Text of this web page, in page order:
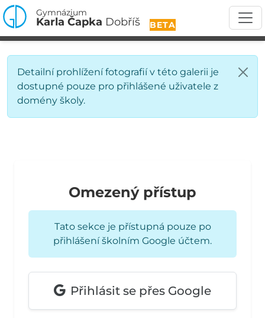
Gymnázium
BETA
Karla Čapka Dobříš
Detailní prohlížení fotografií v této galerii je
dostupné pouze pro přihlášené uživatele z
domény školy.
Omezený přístup
Tato sekce je přístupná pouze po
přihlášení školním Google účtem.
Přihlásit se přes Google